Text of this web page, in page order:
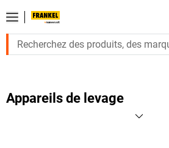
Appareils de levage